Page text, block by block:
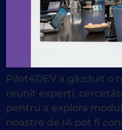
Pilot4DEV a găzduit o
reunit experți,
pentru a explora
noastre de IA pot fi